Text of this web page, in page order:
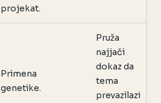
projekat.
Primena
genetike.
Pruža
najjači
dokaz da
tema
prevazilazi